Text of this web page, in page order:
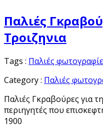
Παλιές
Τροιζηνια
Tags : Παλιές
Category : Παλιές
Παλιές Γκραβούρες για
περιηγητές που
1900